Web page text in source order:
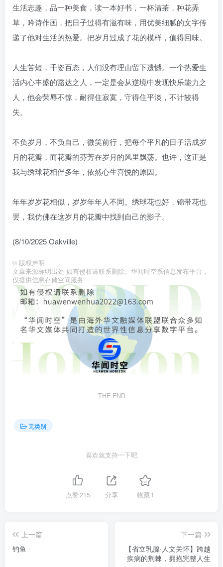
生活志趣，品一种美食，读一本好书，一杯清茶，种花弄
草，吟诗作画，把日子过得有滋有味，用优美细腻的文字传
递了他对生活的热爱。把岁月过成了花的模样，值得回味。
人生苦短，千姿百态，人们没有理由留下遗憾。一个热爱生
活内心丰盛的豁达之人，一定是会从逆境中发现快乐能力之
人，他会荣辱不惊，耐得住寂寞，守得住平淡，不计较得
失。
不负岁月，不负自己，微笑前行，把每个平凡的日子活成岁
月的花瓣，而花瓣的芬芳在岁月的风里飘荡。也许，这正是
我与绣球花相伴多年，依然心生喜悦的原因。
年年岁岁花相似，岁岁年年人不同。绣球花也好，锦带花也
罢，我仿佛在这岁月的花瓣中找到自己的影子。
(8/10/2025 Oakville)
© 版权声明
文章来源标明出处 如有侵权请联系删除。华闻时空系信息发布平台，
仅提供信息存储空间服务
THE END
无类别
喜欢就支持一下吧
点赞215 分享 收藏 1
上一篇
钓鱼
下一篇
【省立乳腺·人文关怀】跨越
疾病的荆棘，拥抱完整人生